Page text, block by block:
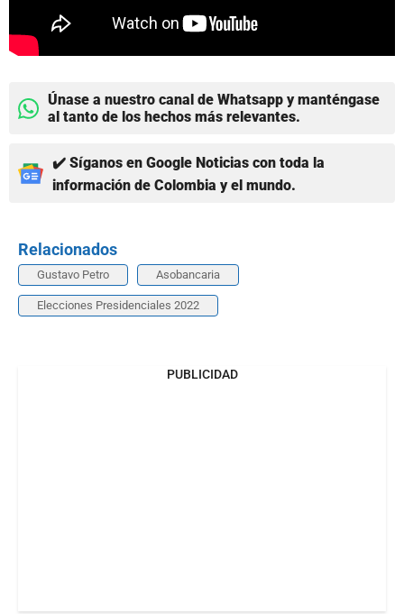
Únase a nuestro canal de Whatsapp y manténgase
al tanto de los hechos más relevantes.
✔️ Síganos en Google Noticias con toda la
información de Colombia y el mundo.
Relacionados
Gustavo Petro Asobancaria
Elecciones Presidenciales 2022
PUBLICIDAD